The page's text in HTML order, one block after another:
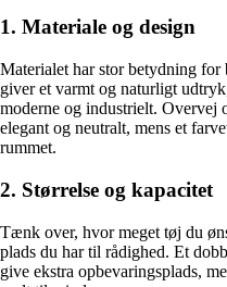
1. Materiale og design
Materialet har stor betydning for
giver et varmt og naturligt
moderne og industrielt. Overvej
elegant og neutralt, mens et
rummet.
2. Størrelse og kapacitet
Tænk over, hvor meget tøj du
plads du har til rådighed. Et
give ekstra opbevaringsplads,